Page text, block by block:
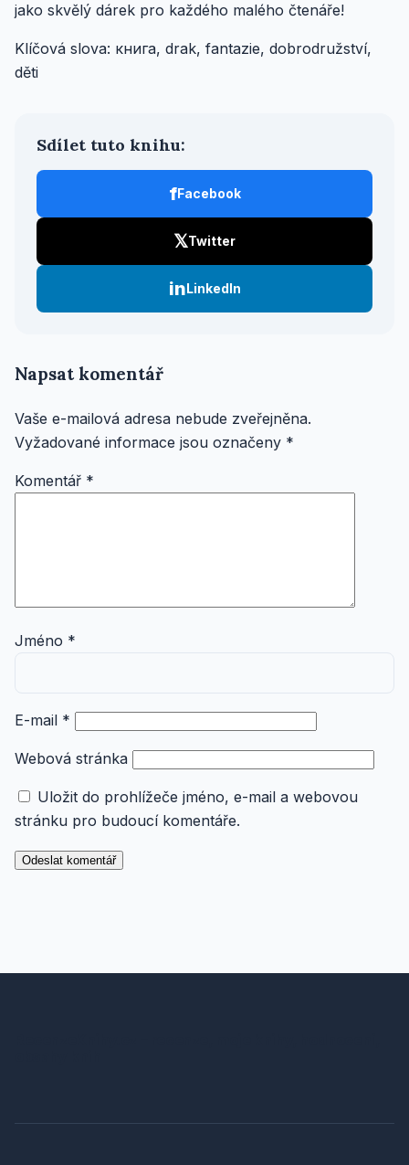
jako skvělý dárek pro každého malého čtenáře!
Klíčová slova: книга, drak, fantazie, dobrodružství,
děti
Sdílet tuto knihu:
fFacebook
𝕏Twitter
inLinkedIn
Napsat komentář
Vaše e-mailová adresa nebude zveřejněna.
Vyžadované informace jsou označeny *
Komentář *
Jméno *
E-mail *
Webová stránka
Uložit do prohlížeče jméno, e-mail a webovou
stránku pro budoucí komentáře.